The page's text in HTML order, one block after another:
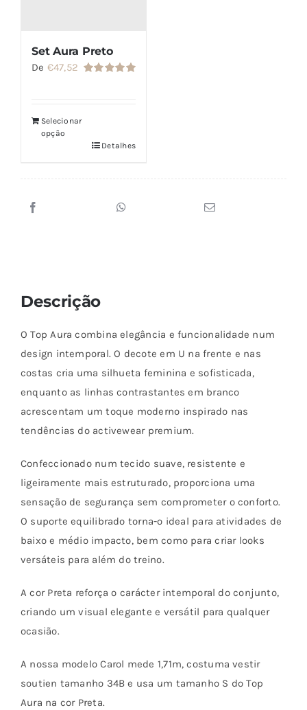
Set Aura Preto
De €47,52
Selecionar
opção
Detalhes
Descrição
O Top Aura combina elegância e funcionalidade num
design intemporal. O decote em U na frente e nas
costas cria uma silhueta feminina e sofisticada,
enquanto as linhas contrastantes em branco
acrescentam um toque moderno inspirado nas
tendências do activewear premium.
Confeccionado num tecido suave, resistente e
ligeiramente mais estruturado, proporciona uma
sensação de segurança sem comprometer o conforto.
O suporte equilibrado torna-o ideal para atividades de
baixo e médio impacto, bem como para criar looks
versáteis para além do treino.
A cor Preta reforça o carácter intemporal do conjunto,
criando um visual elegante e versátil para qualquer
ocasião.
A nossa modelo Carol mede 1,71m, costuma vestir
soutien tamanho 34B e usa um tamanho S do Top
Aura na cor Preta.